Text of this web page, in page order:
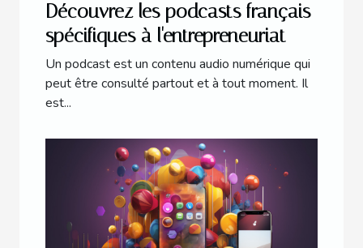
Découvrez les podcasts français
spécifiques à l'entrepreneuriat
Un podcast est un contenu audio numérique qui
peut être consulté partout et à tout moment. Il
est...